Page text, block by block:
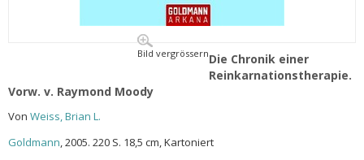
Bild vergrössernDie Chronik einer
Reinkarnationstherapie.
Vorw. v. Raymond Moody
Von Weiss, Brian L.
Goldmann, 2005. 220 S. 18,5 cm, Kartoniert